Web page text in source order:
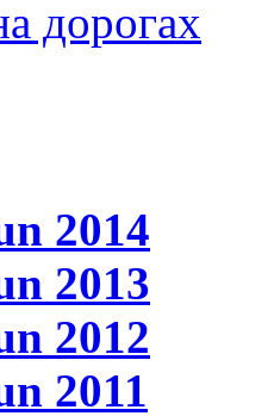
дорогах
2014
2013
2012
2011